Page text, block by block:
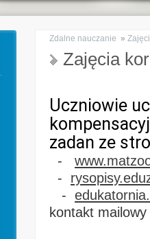
Zajęcia
Zdalne nauczanie »
Uczniowie
zadan ze
-
-
-
kontakt